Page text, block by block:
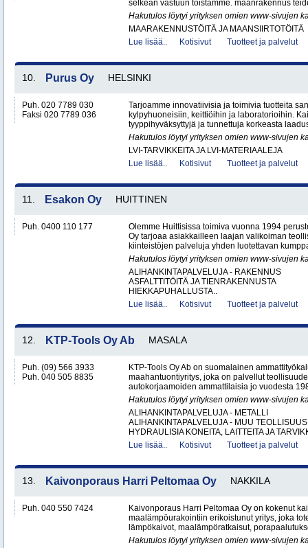
selkeän vastuun töistämme. maanrakennus
Hakutulos löytyi yrityksen omien www-sivujen
MAARAKENNUSTÖITÄ JA MAANSIIRTOTÖITÄ
Lue lisää..
Kotisivut Tuotteet ja palvelut
10. Purus Oy HELSINKI
Puh. 020 7789 030
Faksi 020 7789 036
Tarjoamme innovatiivisia ja toimivia tuotteita
kylpyhuoneisiin, keittiöihin ja laboratorioihin.
tyyppihyväksyttyjä ja tunnettuja korkeasta
Hakutulos löytyi yrityksen omien www-sivujen
LVI-TARVIKKEITA JA LVI-MATERIAALEJA
Lue lisää..
Kotisivut Tuotteet ja palvelut
11. Esakon Oy HUITTINEN
Puh. 0400 110 177
Olemme Huittisissa toimiva vuonna 1994
Oy tarjoaa asiakkailleen laajan valikoiman
kiinteistöjen palveluja yhden luotettavan
Hakutulos löytyi yrityksen omien www-sivujen
ALIHANKINTAPALVELUJA - RAKENNUS
ASFALTTITÖITÄ JA TIENRAKENNUSTA
HIEKKAPUHALLUSTA..
Lue lisää..
Kotisivut Tuotteet ja palvelut
12. KTP-Tools Oy Ab MASALA
Puh. (09) 566 3933
Puh. 040 505 8835
KTP-Tools Oy Ab on suomalainen
maahantuontiyritys, joka on palvellut
autokorjaamoiden ammattilaisia jo vuodesta
Hakutulos löytyi yrityksen omien www-sivujen
ALIHANKINTAPALVELUJA - METALLI
ALIHANKINTAPALVELUJA - MUU TEOLLISUUS
HYDRAULISIA KONEITA, LAITTEITA JA
Lue lisää..
Kotisivut Tuotteet ja palvelut
13. Kaivonporaus Harri Peltomaa Oy NAKKILA
Puh. 040 550 7424
Kaivonporaus Harri Peltomaa Oy on kokenut
maalämpöurakointiin erikoistunut yritys, joka
lämpökaivot, maalämpöratkaisut,
Hakutulos löytyi yrityksen omien www-sivujen